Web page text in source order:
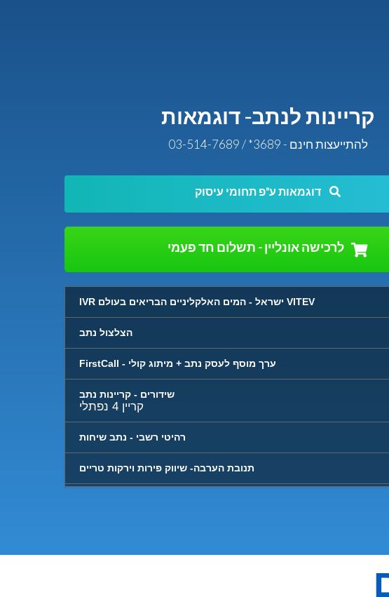
קריינות לנתב- דוגמאות
להתייעצות חינם - 3689* / 03-514-7689
דוגמאות ע"פ תחומי עיסוק
לרכישה אונליין - תשלום חד פעמי
IVR ישראל - המים האלקליניים הבריאים בעולם VITEV
הצלצול נתב
FirstCall - ערך מוסף לעסק נתב + מיתוג קולי
שידורים - קריינות נתב
קריין 4 נפתלי
רהיטי רשבי - נתב שיחות
תנובת הערבה- שיווק פירות וירקות טריים